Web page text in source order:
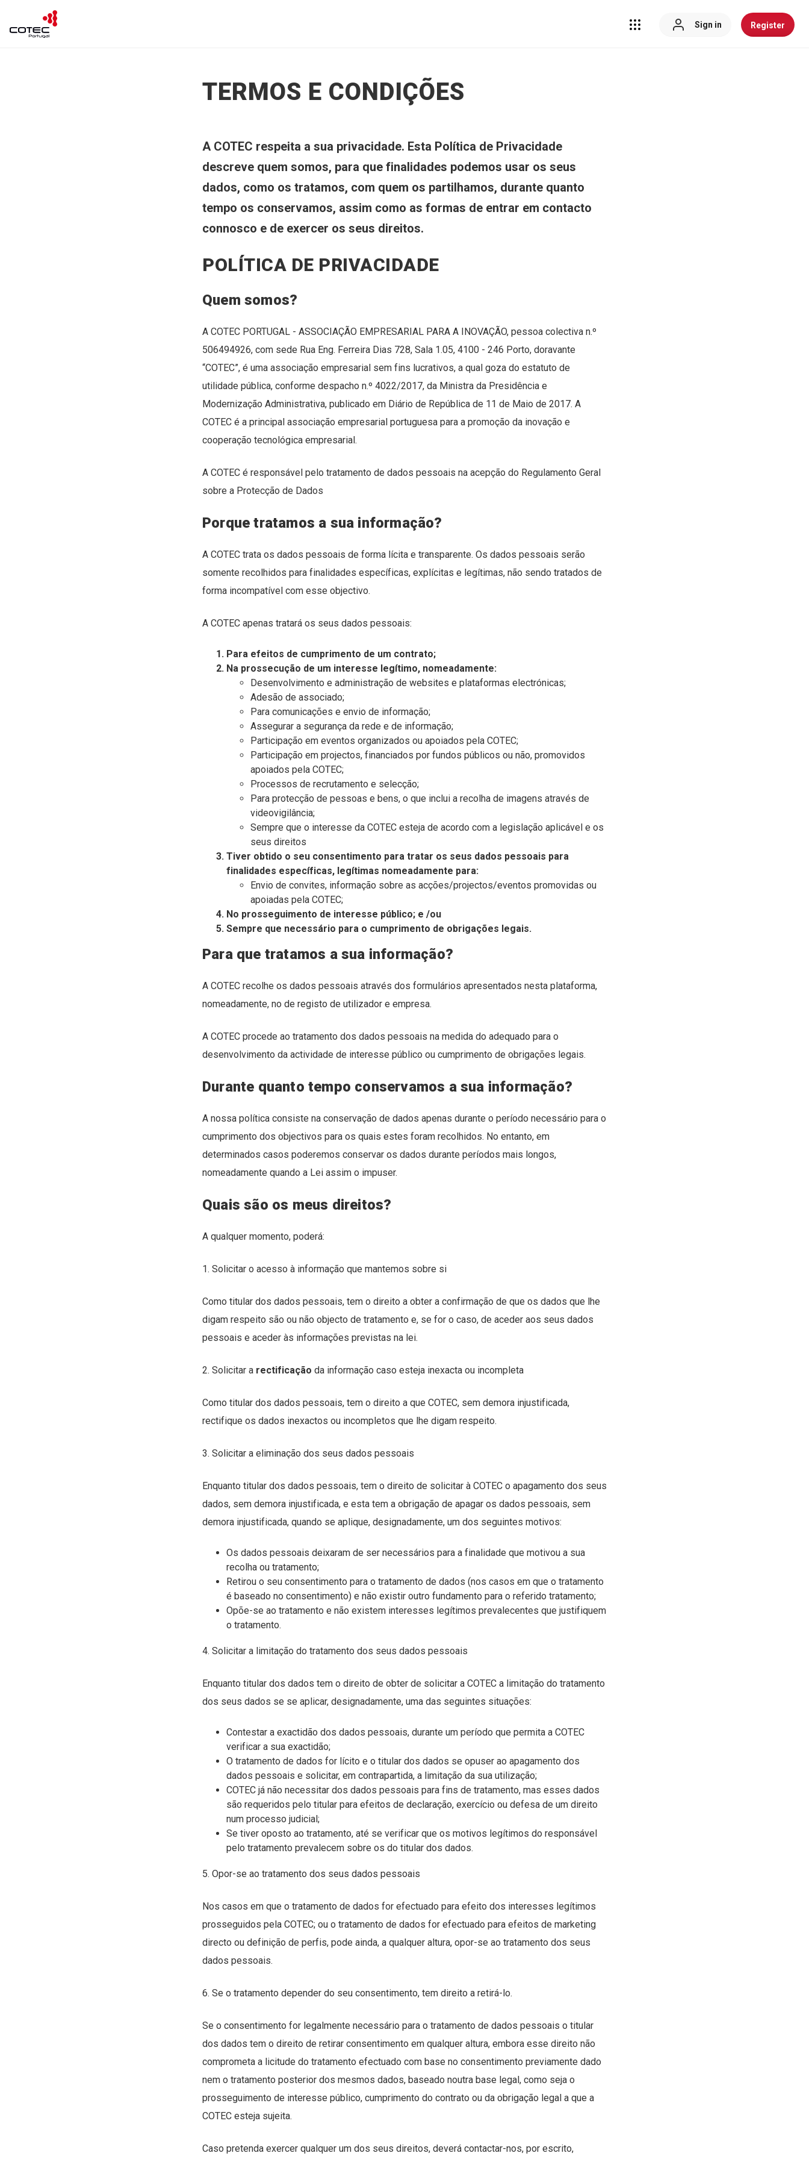
Sign in Register
TERMOS E CONDIÇÕES
A COTEC respeita a sua privacidade. Esta Política de Privacidade
descreve quem somos, para que finalidades podemos usar os seus
dados, como os tratamos, com quem os partilhamos, durante quanto
tempo os conservamos, assim como as formas de entrar em contacto
connosco e de exercer os seus direitos.
POLÍTICA DE PRIVACIDADE
Quem somos?
A COTEC PORTUGAL - ASSOCIAÇÃO EMPRESARIAL PARA A INOVAÇÃO, pessoa colectiva n.º
506494926, com sede Rua Eng. Ferreira Dias 728, Sala 1.05, 4100 - 246 Porto, doravante
“COTEC”, é uma associação empresarial sem fins lucrativos, a qual goza do estatuto de
utilidade pública, conforme despacho n.º 4022/2017, da Ministra da Presidência e
Modernização Administrativa, publicado em Diário de República de 11 de Maio de 2017. A
COTEC é a principal associação empresarial portuguesa para a promoção da inovação e
cooperação tecnológica empresarial.
A COTEC é responsável pelo tratamento de dados pessoais na acepção do Regulamento Geral
sobre a Protecção de Dados
Porque tratamos a sua informação?
A COTEC trata os dados pessoais de forma lícita e transparente. Os dados pessoais serão
somente recolhidos para finalidades específicas, explícitas e legítimas, não sendo tratados de
forma incompatível com esse objectivo.
A COTEC apenas tratará os seus dados pessoais:
Para efeitos de cumprimento de um contrato;
Na prossecução de um interesse legítimo, nomeadamente:
Desenvolvimento e administração de websites e plataformas electrónicas;
Adesão de associado;
Para comunicações e envio de informação;
Assegurar a segurança da rede e de informação;
Participação em eventos organizados ou apoiados pela COTEC;
Participação em projectos, financiados por fundos públicos ou não, promovidos
apoiados pela COTEC;
Processos de recrutamento e selecção;
Para protecção de pessoas e bens, o que inclui a recolha de imagens através de
videovigilância;
Sempre que o interesse da COTEC esteja de acordo com a legislação aplicável e os
seus direitos
Tiver obtido o seu consentimento para tratar os seus dados pessoais para
finalidades específicas, legítimas nomeadamente para:
Envio de convites, informação sobre as acções/projectos/eventos promovidas ou
apoiadas pela COTEC;
No prosseguimento de interesse público; e /ou
Sempre que necessário para o cumprimento de obrigações legais.
Para que tratamos a sua informação?
A COTEC recolhe os dados pessoais através dos formulários apresentados nesta plataforma,
nomeadamente, no de registo de utilizador e empresa.
A COTEC procede ao tratamento dos dados pessoais na medida do adequado para o
desenvolvimento da actividade de interesse público ou cumprimento de obrigações legais.
Durante quanto tempo conservamos a sua informação?
A nossa política consiste na conservação de dados apenas durante o período necessário para o
cumprimento dos objectivos para os quais estes foram recolhidos. No entanto, em
determinados casos poderemos conservar os dados durante períodos mais longos,
nomeadamente quando a Lei assim o impuser.
Quais são os meus direitos?
A qualquer momento, poderá:
1. Solicitar o acesso à informação que mantemos sobre si
Como titular dos dados pessoais, tem o direito a obter a confirmação de que os dados que lhe
digam respeito são ou não objecto de tratamento e, se for o caso, de aceder aos seus dados
pessoais e aceder às informações previstas na lei.
2. Solicitar a rectificação da informação caso esteja inexacta ou incompleta
Como titular dos dados pessoais, tem o direito a que COTEC, sem demora injustificada,
rectifique os dados inexactos ou incompletos que lhe digam respeito.
3. Solicitar a eliminação dos seus dados pessoais
Enquanto titular dos dados pessoais, tem o direito de solicitar à COTEC o apagamento dos seus
dados, sem demora injustificada, e esta tem a obrigação de apagar os dados pessoais, sem
demora injustificada, quando se aplique, designadamente, um dos seguintes motivos:
Os dados pessoais deixaram de ser necessários para a finalidade que motivou a sua
recolha ou tratamento;
Retirou o seu consentimento para o tratamento de dados (nos casos em que o tratamento
é baseado no consentimento) e não existir outro fundamento para o referido tratamento;
Opõe-se ao tratamento e não existem interesses legítimos prevalecentes que justifiquem
o tratamento.
4. Solicitar a limitação do tratamento dos seus dados pessoais
Enquanto titular dos dados tem o direito de obter de solicitar a COTEC a limitação do tratamento
dos seus dados se se aplicar, designadamente, uma das seguintes situações:
Contestar a exactidão dos dados pessoais, durante um período que permita a COTEC
verificar a sua exactidão;
O tratamento de dados for lícito e o titular dos dados se opuser ao apagamento dos
dados pessoais e solicitar, em contrapartida, a limitação da sua utilização;
COTEC já não necessitar dos dados pessoais para fins de tratamento, mas esses dados
são requeridos pelo titular para efeitos de declaração, exercício ou defesa de um direito
num processo judicial;
Se tiver oposto ao tratamento, até se verificar que os motivos legítimos do responsável
pelo tratamento prevalecem sobre os do titular dos dados.
5. Opor-se ao tratamento dos seus dados pessoais
Nos casos em que o tratamento de dados for efectuado para efeito dos interesses legítimos
prosseguidos pela COTEC; ou o tratamento de dados for efectuado para efeitos de marketing
directo ou definição de perfis, pode ainda, a qualquer altura, opor-se ao tratamento dos seus
dados pessoais.
6. Se o tratamento depender do seu consentimento, tem direito a retirá-lo.
Se o consentimento for legalmente necessário para o tratamento de dados pessoais o titular
dos dados tem o direito de retirar consentimento em qualquer altura, embora esse direito não
comprometa a licitude do tratamento efectuado com base no consentimento previamente dado
nem o tratamento posterior dos mesmos dados, baseado noutra base legal, como seja o
prosseguimento de interesse público, cumprimento do contrato ou da obrigação legal a que a
COTEC esteja sujeita.
Caso pretenda exercer qualquer um dos seus direitos, deverá contactar-nos, por escrito,